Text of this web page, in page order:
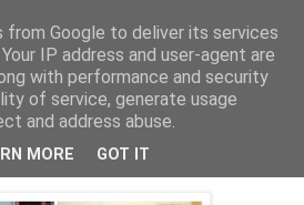
módra
from Google to deliver its services
IP address and user-agent are
with performance and security
of service, generate usage
and address abuse.
MORE GOT IT